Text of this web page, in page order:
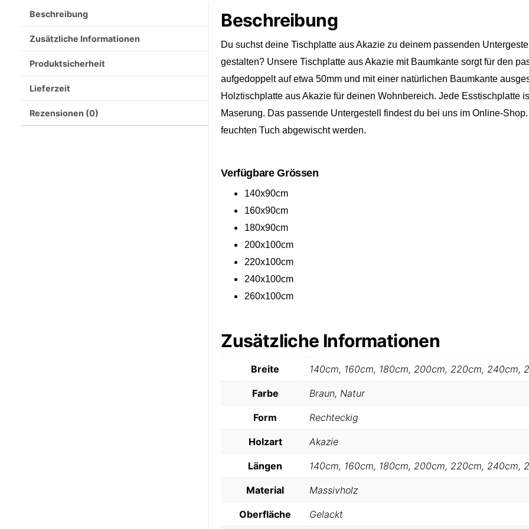
Beschreibung
Zusätzliche Informationen
Produktsicherheit
Lieferzeit
Rezensionen (0)
Beschreibung
Du suchst deine Tischplatte aus Akazie zu deinem passenden
gestalten? Unsere Tischplatte aus Akazie mit Baumkante sorgt für den
aufgedoppelt auf etwa 50mm und mit einer natürlichen Baumkante
Holztischplatte aus Akazie für deinen Wohnbereich. Jede Esstischplatte
Maserung. Das passende Untergestell findest du bei uns im Online-
feuchten Tuch abgewischt werden.
Verfügbare Grössen
140x90cm
160x90cm
180x90cm
200x100cm
220x100cm
240x100cm
260x100cm
Zusätzliche Informationen
Breite 140cm, 160cm, 180cm, 200cm, 220cm, 240cm,
Farbe Braun, Natur
Form Rechteckig
Holzart Akazie
Längen 140cm, 160cm, 180cm, 200cm, 220cm, 240cm,
Material Massivholz
Oberfläche Gelackt